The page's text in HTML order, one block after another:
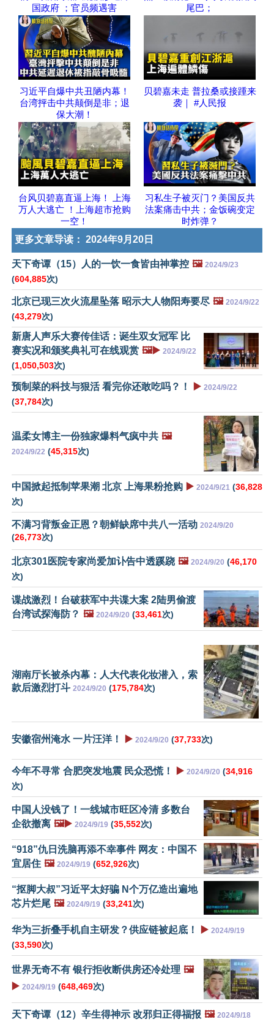
国政府 ；官员频遇害
尾巴；
习近平自爆中共丑陋内幕！
台湾抨击中共颠倒是非；退
保大潮！
贝碧嘉未走 普拉桑或接踵来
袭｜ #人民报
台风贝碧嘉直逼上海！ 上海
万人大逃亡 ！上海超市抢购
一空！
习私生子被灭门？美国反共
法案痛击中共；金饭碗变定
时炸弹？
更多文章导读： 2024年9月20日
天下奇谭（15）人的一饮一食皆由神掌控 🖼️ 2024/9/23
(604,885次)
北京已现三次火流星坠落 昭示大人物阳寿要尽 🖼️ 2024/9/22
(43,279次)
新唐人声乐大赛传佳话：诞生双女冠军 比
赛实况和颁奖典礼可在线观赏 🖼️▶️ 2024/9/22
(1,050,503次)
预制菜的科技与狠活 看完你还敢吃吗？！ ▶️ 2024/9/22
(37,784次)
温柔女博主一份独家爆料气疯中共 🖼️
2024/9/22 (45,315次)
中国掀起抵制苹果潮 北京 上海果粉抢购 ▶️ 2024/9/21 (36,828
次)
不满习背叛金正恩？朝鲜缺席中共八一活动 2024/9/20
(26,773次)
北京301医院专家尚爱加讣告中透蹊跷 🖼️ 2024/9/20 (46,170
次)
谍战激烈！台破获军中共谍大案 2陆男偷渡
台湾试探海防？ 🖼️ 2024/9/20 (33,461次)
湖南厅长被杀内幕：人大代表化妆潜入，索
款后激烈打斗 2024/9/20 (175,784次)
安徽宿州淹水 一片汪洋！ ▶️ 2024/9/20 (37,733次)
今年不寻常 合肥突发地震 民众恐慌！ ▶️ 2024/9/20 (34,916
次)
中国人没钱了！一线城市旺区冷清 多数台
企欲撤离 🖼️▶️ 2024/9/19 (35,552次)
“918”仇日洗脑再添不幸事件 网友：中国不
宜居住 🖼️ 2024/9/19 (652,926次)
“抠脚大叔”习近平太好骗 N个万亿造出遍地
芯片烂尾 🖼️ 2024/9/19 (33,241次)
华为三折叠手机自主研发？供应链被起底！ ▶️ 2024/9/19
(33,590次)
世界无奇不有 银行拒收断供房还冷处理 🖼️
▶️ 2024/9/19 (648,469次)
天下奇谭（12）辛生得神示 改邪归正得福报 🖼️ 2024/9/18